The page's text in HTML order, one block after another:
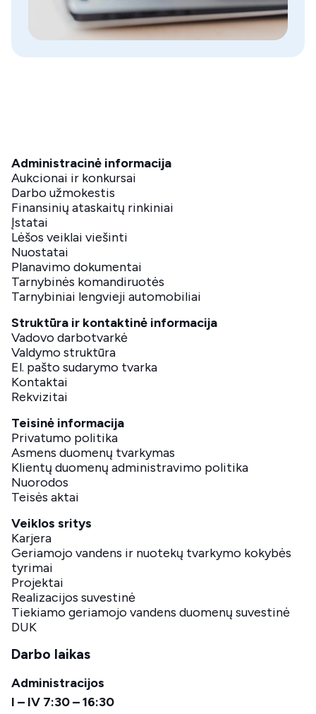
Administracinė informacija
Aukcionai ir konkursai
Darbo užmokestis
Finansinių ataskaitų rinkiniai
Įstatai
Lėšos veiklai viešinti
Nuostatai
Planavimo dokumentai
Tarnybinės komandiruotės
Tarnybiniai lengvieji automobiliai
Struktūra ir kontaktinė informacija
Vadovo darbotvarkė
Valdymo struktūra
El. pašto sudarymo tvarka
Kontaktai
Rekvizitai
Teisinė informacija
Privatumo politika
Asmens duomenų tvarkymas
Klientų duomenų administravimo politika
Nuorodos
Teisės aktai
Veiklos sritys
Karjera
Geriamojo vandens ir nuotekų tvarkymo kokybės
tyrimai
Projektai
Realizacijos suvestinė
Tiekiamo geriamojo vandens duomenų suvestinė
DUK
Darbo laikas
Administracijos
I – IV 7:30 – 16:30